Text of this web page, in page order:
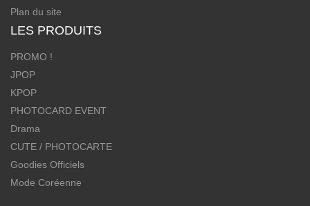
Plan du site
LES PRODUITS
PROMO !
JPOP
KPOP
PHOTOCARD EVENT
Drama
CUTE / PHOTOCARTE
Goodies Officiels
Mode Coréenne